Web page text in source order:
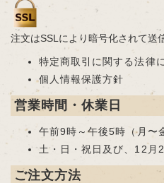
注文はSSLにより暗号化されて送
特定商取引に関する法律
個人情報保護方針
営業時間・休業日
午前9時～午後5時（月〜
土・日・祝日及び、12月
ご注文方法